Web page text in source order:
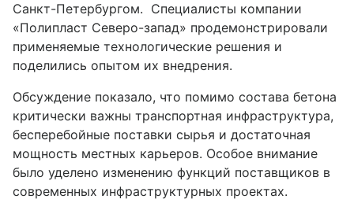
Санкт-Петербургом. Специалисты компании
«Полипласт Северо-запад» продемонстрировали
применяемые технологические решения и
поделились опытом их внедрения.
Обсуждение показало, что помимо состава бетона
критически важны транспортная инфраструктура,
бесперебойные поставки сырья и достаточная
мощность местных карьеров. Особое внимание
было уделено изменению функций поставщиков в
современных инфраструктурных проектах.